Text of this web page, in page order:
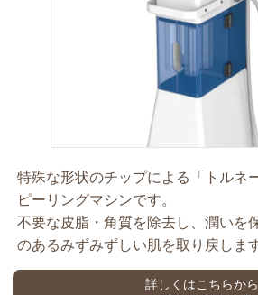
特殊な形状のチップによる「トルネ
ピーリングマシンです。
不要な皮脂・角質を除去し、潤いを
のあるみずみずしい肌を取り戻しま
詳しくはこちらから